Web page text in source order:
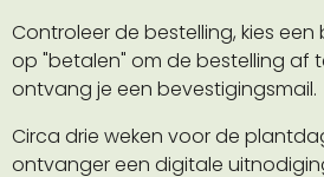
Controleer de bestelling, kies
op "betalen" om de bestelling af
ontvang je een bevestigingsmail.
Circa drie weken voor de
ontvanger een digitale